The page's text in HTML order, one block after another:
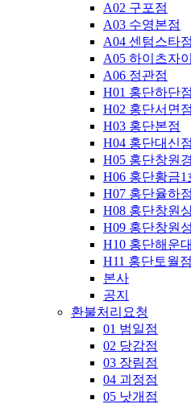
A02 구포점
A03 수영본점
A04 센텀스타점
A05 하이츠자
A06 정관점
H01 홍단하단점
H02 홍단서면점
H03 홍단본점
H04 홍단대신점
H05 홍단창원
H06 홍단황금1
H07 홍단율하점
H08 홍단창원
H09 홍단창원
H10 홍단해운
H11 홍단토월점
본사
공지
환불처리요청
01 범일점
02 당감점
03 장림점
04 괴정점
05 낫개점